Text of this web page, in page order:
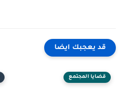
قد يعجبك ايضا
قضايا المجتمع